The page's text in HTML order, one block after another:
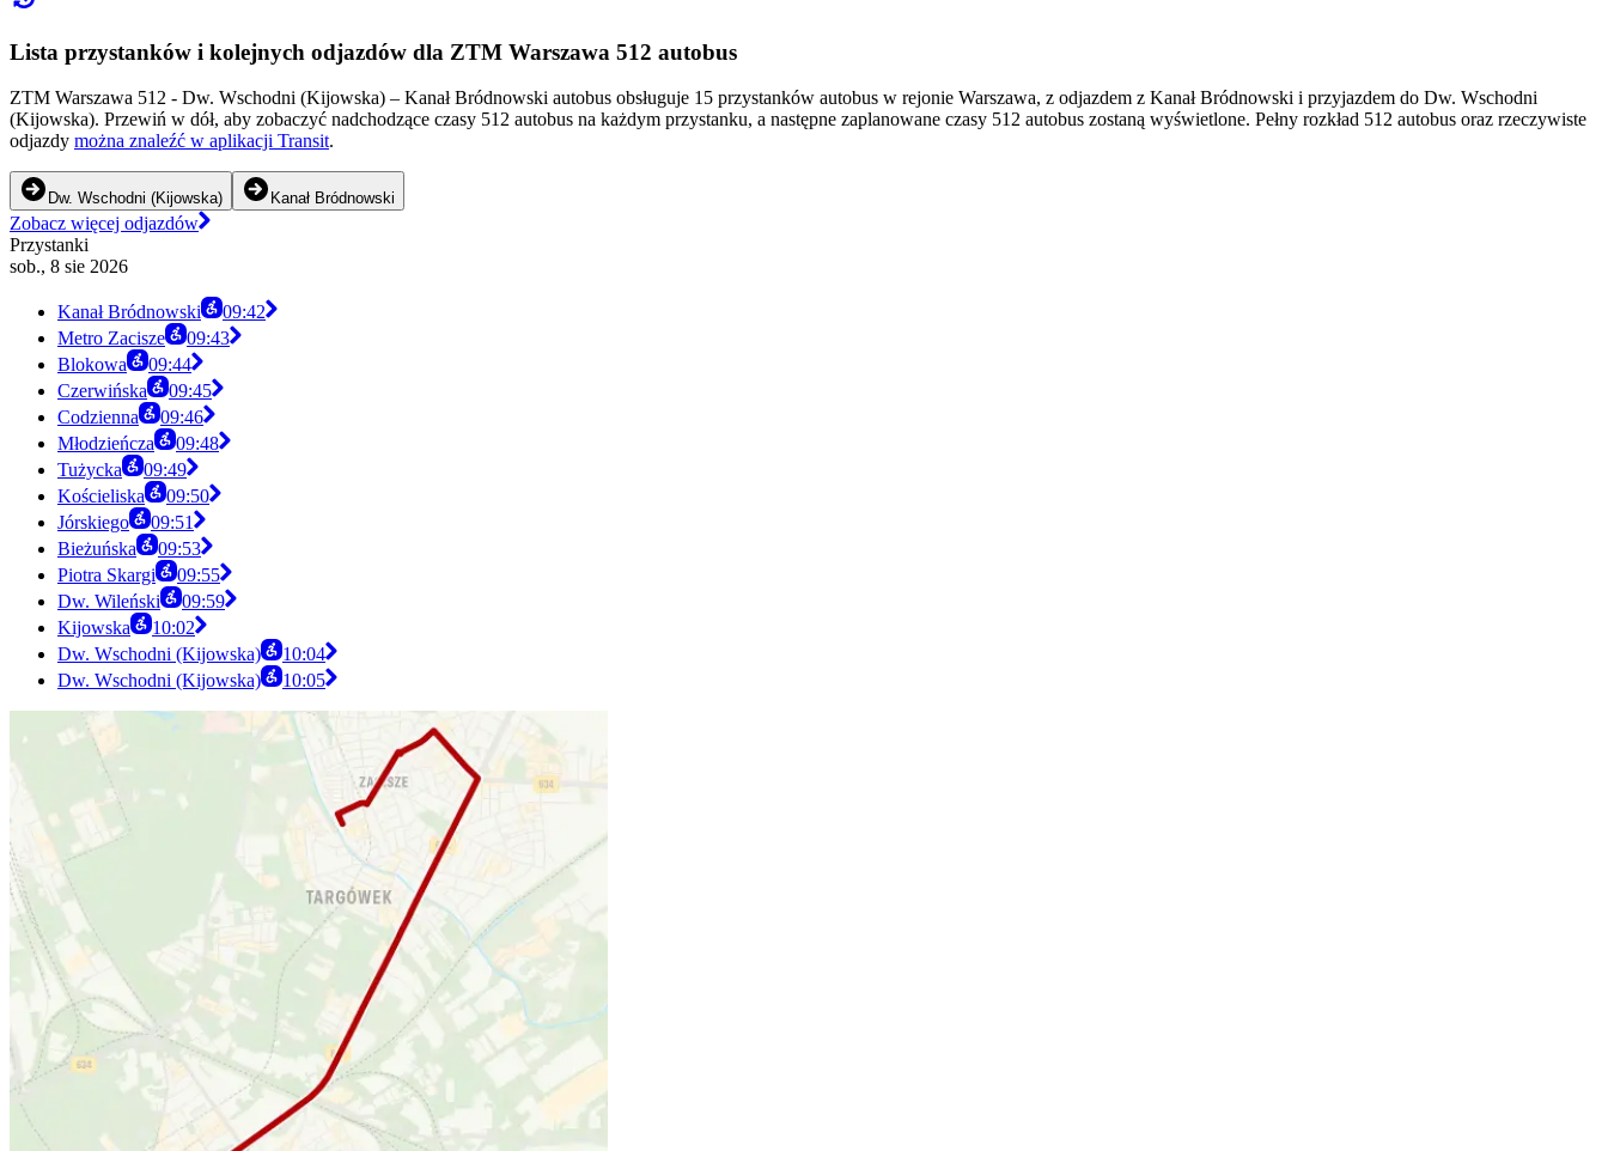
Lista przystanków i kolejnych odjazdów dla ZTM Warszawa 512 autobus
ZTM Warszawa 512 - Dw. Wschodni (Kijowska) – Kanał Bródnowski autobus obsługuje 15 przystanków autobus w rejonie Warszawa, z odjazdem z Kanał Bródnowski i przyjazdem do Dw. Wschodni
(Kijowska). Przewiń w dół, aby zobaczyć nadchodzące czasy 512 autobus na każdym przystanku, a następne zaplanowane czasy 512 autobus zostaną wyświetlone. Pełny rozkład 512 autobus oraz rzeczywiste
odjazdy można znaleźć w aplikacji Transit.
Dw. Wschodni (Kijowska) Kanał Bródnowski
Zobacz więcej odjazdów
Przystanki
sob., 8 sie 2026
Kanał Bródnowski
09:42
Metro Zacisze
09:43
Blokowa
09:44
Czerwińska
09:45
Codzienna
09:46
Młodzieńcza
09:48
Tużycka
09:49
Kościeliska
09:50
Jórskiego
09:51
Bieżuńska
09:53
Piotra Skargi
09:55
Dw. Wileński
09:59
Kijowska
10:02
Dw. Wschodni (Kijowska)
10:04
Dw. Wschodni (Kijowska)
10:05